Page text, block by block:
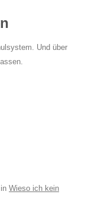
Und über
in Wieso ich kein